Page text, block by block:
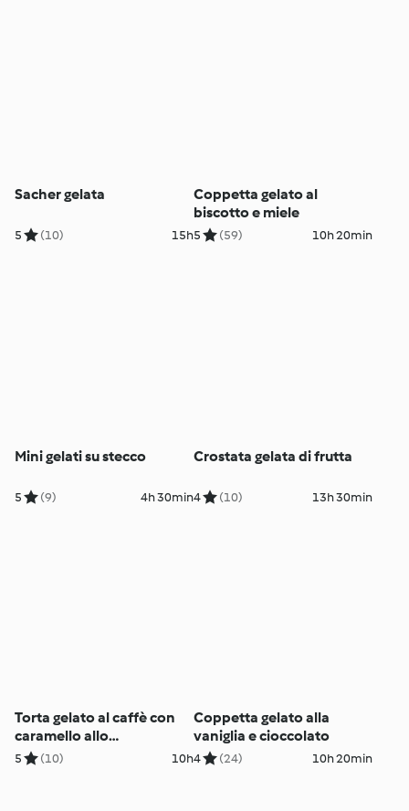
Sacher gelata
5 (10) 15h
Coppetta gelato al
biscotto e miele
5 (59) 10h 20min
Mini gelati su stecco
5 (9) 4h 30min
Crostata gelata di frutta
4 (10) 13h 30min
Torta gelato al caffè con
caramello allo
Champagne
5 (10) 10h
Coppetta gelato alla
vaniglia e cioccolato
4 (24) 10h 20min